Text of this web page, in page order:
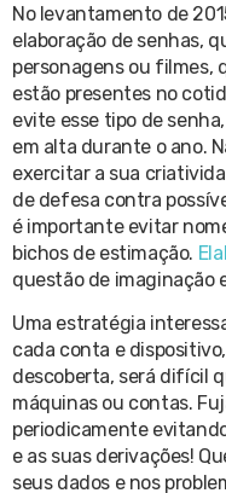
No levantamento de
elaboração de senhas,
personagens ou filmes,
estão presentes no
evite esse tipo de
em alta durante o ano.
exercitar a sua
de defesa contra
é importante evitar
bichos de estimação.
questão de imaginação
Uma estratégia
cada conta e
descoberta, será difícil
máquinas ou contas.
periodicamente
e as suas derivações!
seus dados e nos